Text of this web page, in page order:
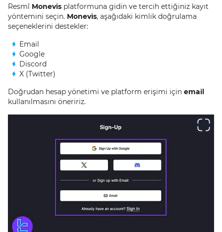
Resmî Monevis platformuna gidin ve tercih ettiğiniz kayıt
yöntemini seçin. Monevis, aşağıdaki kimlik doğrulama
seçeneklerini destekler:
Email
Google
Discord
X (Twitter)
Doğrudan hesap yönetimi ve platform erişimi için email
kullanılmasını öneririz.